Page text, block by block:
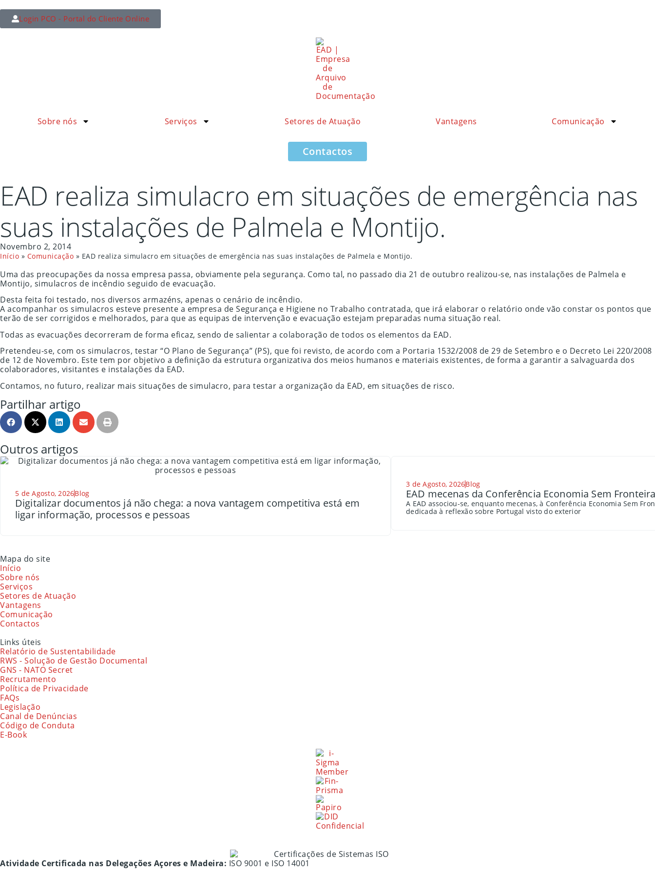
Login PCO - Portal do Cliente Online
Sobre nós Serviços Setores de Atuação Vantagens Comunicação
Contactos
EAD realiza simulacro em situações de emergência nas
suas instalações de Palmela e Montijo.
Novembro 2, 2014
Início » Comunicação » EAD realiza simulacro em situações de emergência nas suas instalações de Palmela e Montijo.
Uma das preocupações da nossa empresa passa, obviamente pela segurança. Como tal, no passado dia 21 de outubro realizou-se, nas instalações de Palmela e
Montijo, simulacros de incêndio seguido de evacuação.
Desta feita foi testado, nos diversos armazéns, apenas o cenário de incêndio.
A acompanhar os simulacros esteve presente a empresa de Segurança e Higiene no Trabalho contratada, que irá elaborar o relatório onde vão constar os pontos que
terão de ser corrigidos e melhorados, para que as equipas de intervenção e evacuação estejam preparadas numa situação real.
Todas as evacuações decorreram de forma eficaz, sendo de salientar a colaboração de todos os elementos da EAD.
Pretendeu-se, com os simulacros, testar “O Plano de Segurança” (PS), que foi revisto, de acordo com a Portaria 1532/2008 de 29 de Setembro e o Decreto Lei 220/2008
de 12 de Novembro. Este tem por objetivo a definição da estrutura organizativa dos meios humanos e materiais existentes, de forma a garantir a salvaguarda dos
colaboradores, visitantes e instalações da EAD.
Contamos, no futuro, realizar mais situações de simulacro, para testar a organização da EAD, em situações de risco.
Partilhar artigo
Outros artigos
5 de Agosto, 2026Blog
Digitalizar documentos já não chega: a nova vantagem competitiva está em
ligar informação, processos e pessoas
3 de Agosto, 2026Blog
EAD mecenas da Conferência Economia Sem
A EAD associou-se, enquanto mecenas, à Conferência Economia Sem
dedicada à reflexão sobre Portugal visto do exterior
Mapa do site
Início
Sobre nós
Serviços
Setores de Atuação
Vantagens
Comunicação
Contactos
Links úteis
Relatório de Sustentabilidade
RWS - Solução de Gestão Documental
GNS - NATO Secret
Recrutamento
Política de Privacidade
FAQs
Legislação
Canal de Denúncias
Código de Conduta
E-Book
Atividade Certificada nas Delegações Açores e Madeira: ISO 9001 e ISO 14001